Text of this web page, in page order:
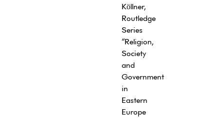
Köllner,
Routledge
Series
“Religion,
Society
and
Government
in
Eastern
Europe